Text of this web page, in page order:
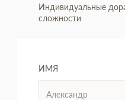
Индивидуальные
сложности
ИМЯ